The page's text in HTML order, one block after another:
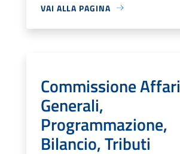
VAI ALLA PAGINA
Commissione Affari
Generali,
Programmazione,
Bilancio, Tributi